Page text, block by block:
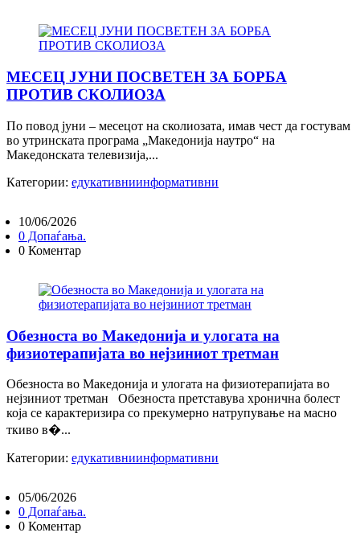
МЕСЕЦ ЈУНИ ПОСВЕТЕН ЗА БОРБА
ПРОТИВ СКОЛИОЗА
По повод јуни – месецот на сколиозата, имав чест да гостувам
во утринската програма „Македонија наутро“ на
Македонската телевизија,...
Категории: едукативниинформативни
10/06/2026
0 Допаѓања.
0 Коментар
Обезноста во Македонија и улогата на
физиотерапијата во нејзиниот третман
Обезноста во Македонија и улогата на физиотерапијата во
нејзиниот третман Обезноста претставува хронична болест
која се карактеризира со прекумерно натрупување на масно
ткиво в�...
Категории: едукативниинформативни
05/06/2026
0 Допаѓања.
0 Коментар